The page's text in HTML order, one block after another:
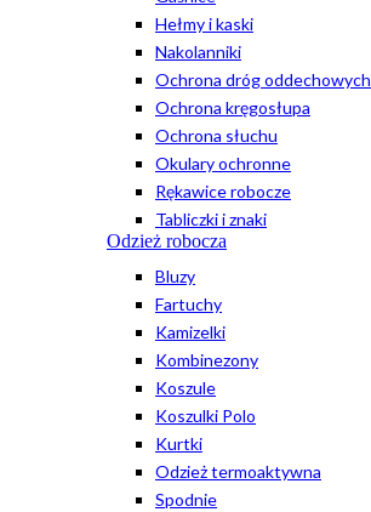
Hełmy i kaski
Nakolanniki
Ochrona dróg oddechowych
Ochrona kręgosłupa
Ochrona słuchu
Okulary ochronne
Rękawice robocze
Tabliczki i znaki
Odzież robocza
Bluzy
Fartuchy
Kamizelki
Kombinezony
Koszule
Koszulki Polo
Kurtki
Odzież termoaktywna
Spodnie